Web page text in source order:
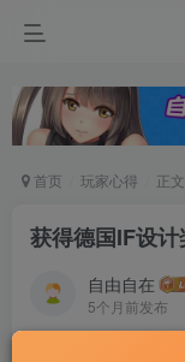
首页 玩家心得 正文
获得德国IF设
自由自在
5个月前发布